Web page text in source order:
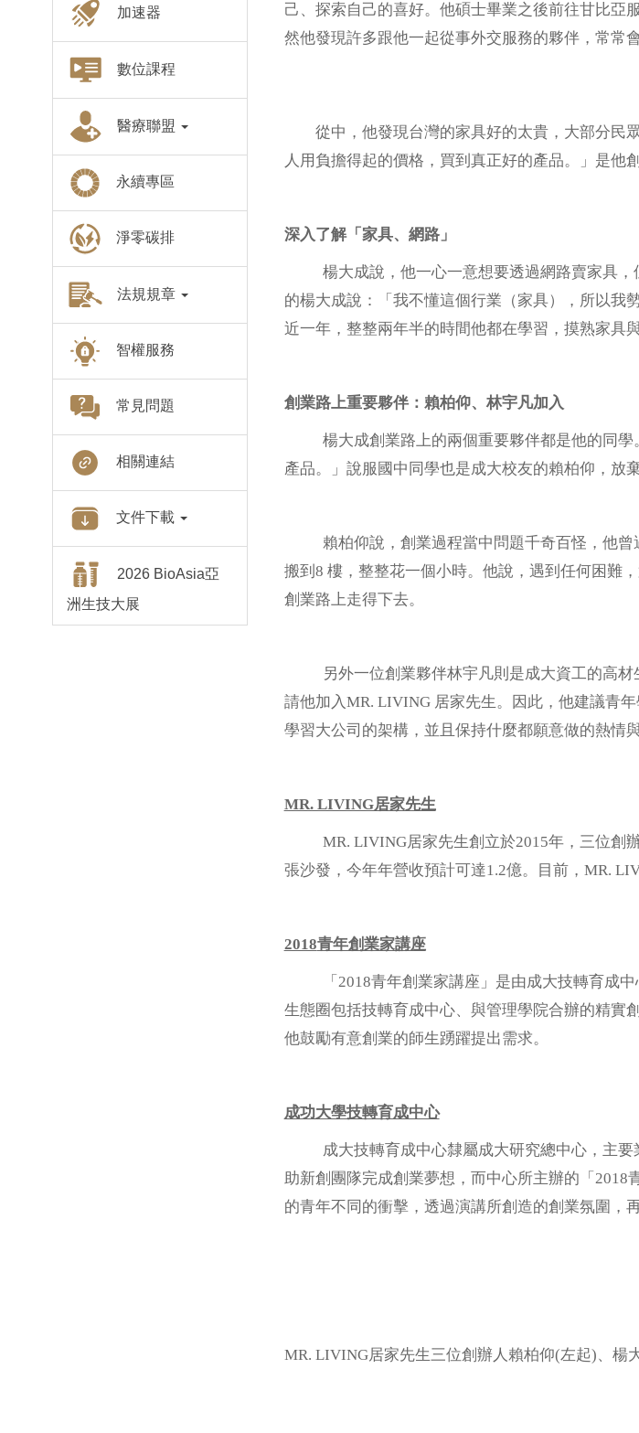
加速器
數位課程
醫療聯盟
永續專區
淨零碳排
法規規章
智權服務
常見問題
相關連結
文件下載
2026 BioAsia亞
洲生技大展
己、探索自己的喜好。他碩士畢業之後前往甘比亞
然他發現許多跟他一起從事外交服務的夥伴，常常
從中，他發現台灣的家具好的太貴，大部分民眾
人用負擔得起的價格，買到真正好的產品。」是他
深入了解「家具、網路」
楊大成說，他一心一意想要透過網路賣家具，
的楊大成說：「我不懂這個行業（家具），所以我
近一年，整整兩年半的時間他都在學習，摸熟家具
創業路上重要夥伴：賴柏仰、林宇凡加入
楊大成創業路上的兩個重要夥伴都是他的同學
產品。」說服國中同學也是成大校友的賴柏仰，放
賴柏仰說，創業過程當中問題千奇百怪，他曾
搬到8 樓，整整花一個小時。他說，遇到任何困難
創業路上走得下去。
另外一位創業夥伴林宇凡則是成大資工的高材
請他加入MR. LIVING 居家先生。因此，他建議青
學習大公司的架構，並且保持什麼都願意做的熱情
MR. LIVING居家先生
MR. LIVING居家先生創立於2015年，三位創辦
張沙發，今年年營收預計可達1.2億。目前，MR.
2018青年創業家講座
「2018青年創業家講座」是由成大技轉育成中
生態圈包括技轉育成中心、與管理學院合辦的精實
他鼓勵有意創業的師生踴躍提出需求。
成功大學技轉育成中心
成大技轉育成中心隸屬成大研究總中心，主要
助新創團隊完成創業夢想，而中心所主辦的「
的青年不同的衝擊，透過演講所創造的創業氛圍，
MR. LIVING居家先生三位創辦人賴柏仰(左起)、楊